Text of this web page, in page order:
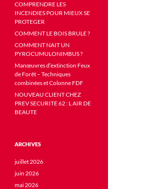
COMPRENDRE LES
INCENDIES POUR MIEUX SE
PROTEGER
COMMENT LE BOIS BRULE ?
COMMENT NAIT UN
PYROCUMULONIMBUS ?
Manœuvres d’extinction Feux
de Forêt – Techniques
combinées et Colonne FDF
NOUVEAU CLIENT CHEZ
PREV SECURITE 62 : L AIR DE
BEAUTE
ARCHIVES
juillet 2026
juin 2026
mai 2026